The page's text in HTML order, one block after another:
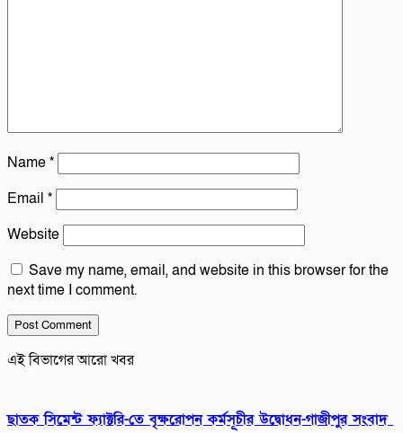
Name*
Email *
Website
Save my name, email, and website in this browser for the
next time I comment.
এই বিভাগের আরো খবর
ছাতক সিমেন্ট ফ্যাক্টরি-তে বৃক্ষরোপন কর্মসূচীর উদ্বোধন-গাজীপুর সংবাদ